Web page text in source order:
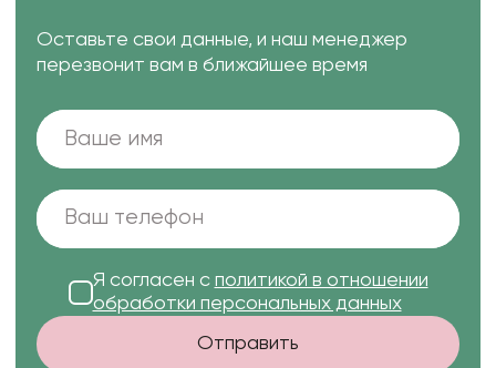
Оставьте свои данные, и наш менеджер
перезвонит вам в ближайшее время
Я согласен с политикой в отношении
обработки персональных данных
Отправить